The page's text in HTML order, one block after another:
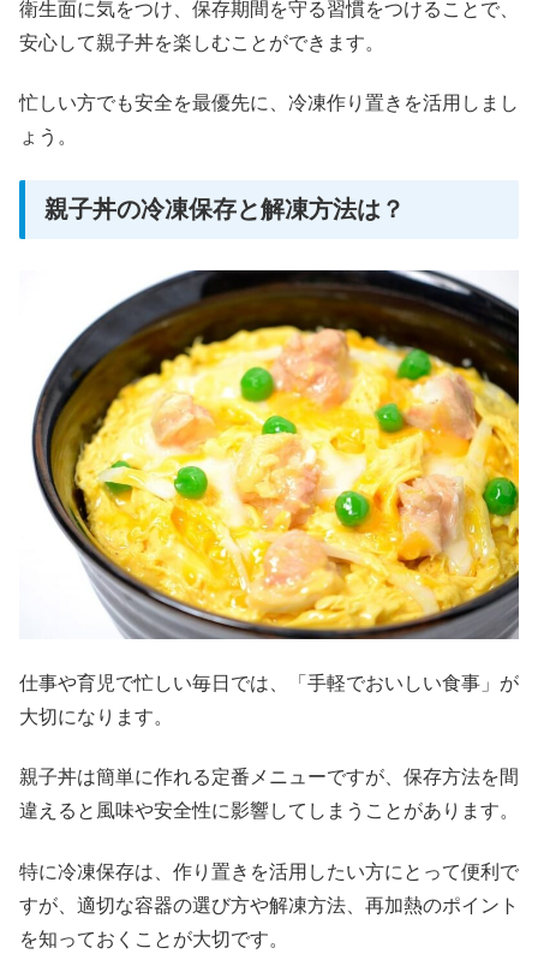
衛生面に気をつけ、保存期間を守る習慣をつけることで、
安心して親子丼を楽しむことができます。
忙しい方でも安全を最優先に、冷凍作り置きを活用しまし
ょう。
親子丼の冷凍保存と解凍方法は？
仕事や育児で忙しい毎日では、「手軽でおいしい食事」が
大切になります。
親子丼は簡単に作れる定番メニューですが、保存方法を間
違えると風味や安全性に影響してしまうことがあります。
特に冷凍保存は、作り置きを活用したい方にとって便利で
すが、適切な容器の選び方や解凍方法、再加熱のポイント
を知っておくことが大切です。